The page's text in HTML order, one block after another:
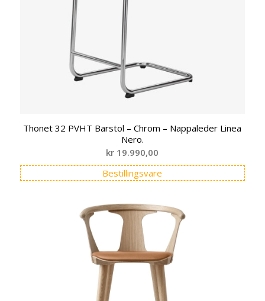
Thonet 32 PVHT Barstol – Chrom – Nappaleder Linea
Nero.
kr 19.990,00
Bestillingsvare